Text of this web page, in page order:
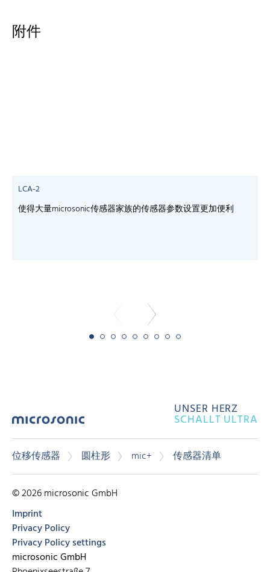
附件
LCA-2
使得大量microsonic传感器家族的传感器参数设置更加便利
UNSER HERZ
SCHALLT ULTRA
位移传感器 圆柱形 mic+ 传感器清单
© 2026 microsonic GmbH
Imprint
Privacy Policy
Privacy Policy settings
microsonic GmbH